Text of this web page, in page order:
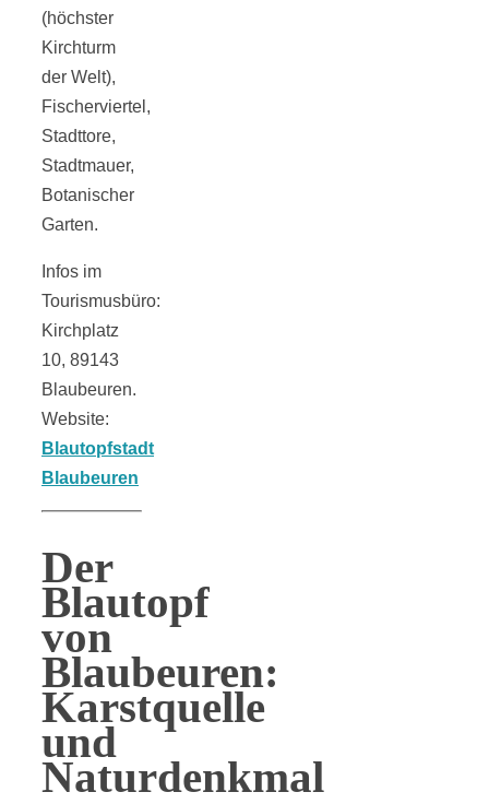
(höchster
Kirchturm
der Welt),
Fischerviertel,
Stadttore,
Stadtmauer,
Botanischer
Garten.
Infos im
Tourismusbüro:
Kirchplatz
10, 89143
Blaubeuren.
Website:
Blautopfstadt
Blaubeuren
Der
Blautopf
von
Blaubeuren:
Karstquelle
und
Naturdenkmal